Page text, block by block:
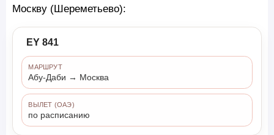
Москву (Шереметьево):
EY 841
МАРШРУТ
Абу-Даби → Москва
ВЫЛЕТ (ОАЭ)
по расписанию